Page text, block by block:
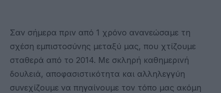
‪Σαν σήμερα πριν από 1 χρόνο ανανεώσαμε τη
σχέση εμπιστοσύνης μεταξύ μας, που χτίζουμε
σταθερά από το 2014. Με σκληρή καθημερινή
δουλειά, αποφασιστικότητα και αλληλεγγύη
συνεχίζουμε να πηγαίνουμε τον τόπο μας ακόμη